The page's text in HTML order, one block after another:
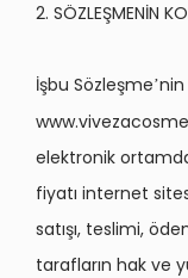
2. SÖZLEŞMENİN
İşbu Sözleşme’nin
elektronik
fiyatı internet
satışı, teslimi, ö
tarafların hak ve